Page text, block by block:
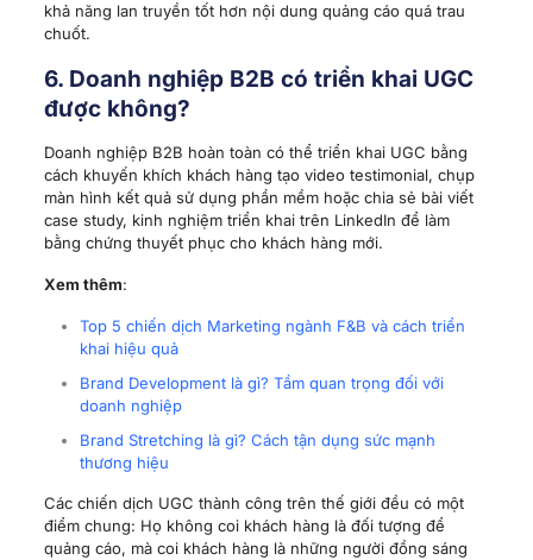
khả năng lan truyền tốt hơn nội dung quảng cáo quá trau
chuốt.
6. Doanh nghiệp B2B có triển khai UGC
được không?
Doanh nghiệp B2B hoàn toàn có thể triển khai UGC bằng
cách khuyến khích khách hàng tạo video testimonial, chụp
màn hình kết quả sử dụng phần mềm hoặc chia sẻ bài viết
case study, kinh nghiệm triển khai trên LinkedIn để làm
bằng chứng thuyết phục cho khách hàng mới.
Xem thêm:
Top 5 chiến dịch Marketing ngành F&B và cách triển
khai hiệu quả
Brand Development là gì? Tầm quan trọng đối với
doanh nghiệp
Brand Stretching là gì? Cách tận dụng sức mạnh
thương hiệu
Các chiến dịch UGC thành công trên thế giới đều có một
điểm chung: Họ không coi khách hàng là đối tượng để
quảng cáo, mà coi khách hàng là những người đồng sáng